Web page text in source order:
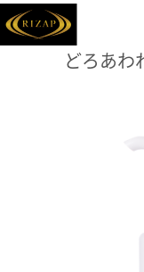
どろあわ